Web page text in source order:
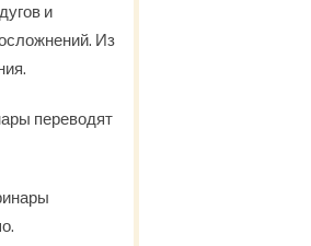
и
Из
переводят